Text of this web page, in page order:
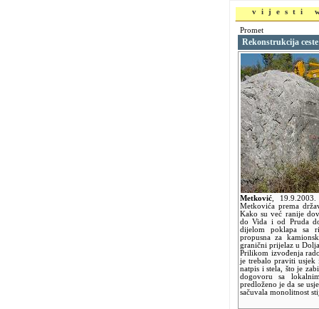
vijesti
Promet
Rekonstrukcija
Metković
Metkovića prema
Kako su već ranije
do Vida i od Pruda
dijelom poklapa sa
propusna za
granični prijelaz u
Prilikom izvođenja
je trebalo praviti usjek
natpis i stela, što je
dogovoru sa
predloženo je da se
sačuvala monolitnost